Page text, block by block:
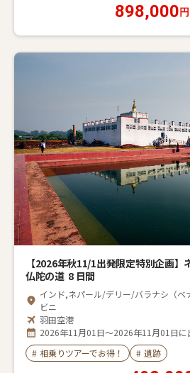
898,000 円
【2026年秋11/1出発限定特別企画】
仏陀の道 8 日間
インド,ネパール/デリー/バラナシ（
ビニ
羽田空港
2026年11月01日～2026年11月01日に
# 相乗りツアーでお得！ # 遺跡